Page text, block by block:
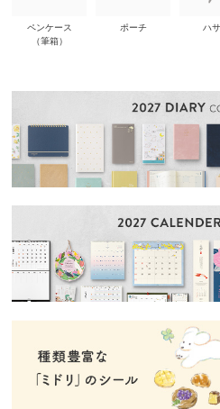
ペンケース
（筆箱）
ポーチ ハ